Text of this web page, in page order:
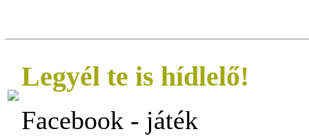
Legyél te is hídlelő!
Facebook - játék